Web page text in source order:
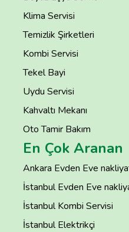
Klima Servisi
Temizlik Şirketleri
Kombi Servisi
Tekel Bayi
Uydu Servisi
Kahvaltı Mekanı
Oto Tamir Bakım
En Çok Aranan
Ankara Evden Eve
İstanbul Evden Eve
İstanbul Kombi Servisi
İstanbul Elektrikçi